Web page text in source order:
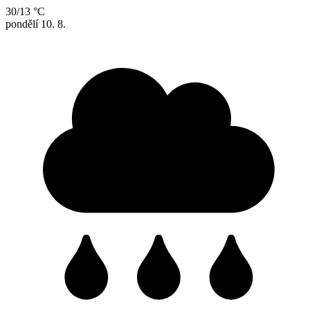
30/13 °C
pondělí 10. 8.